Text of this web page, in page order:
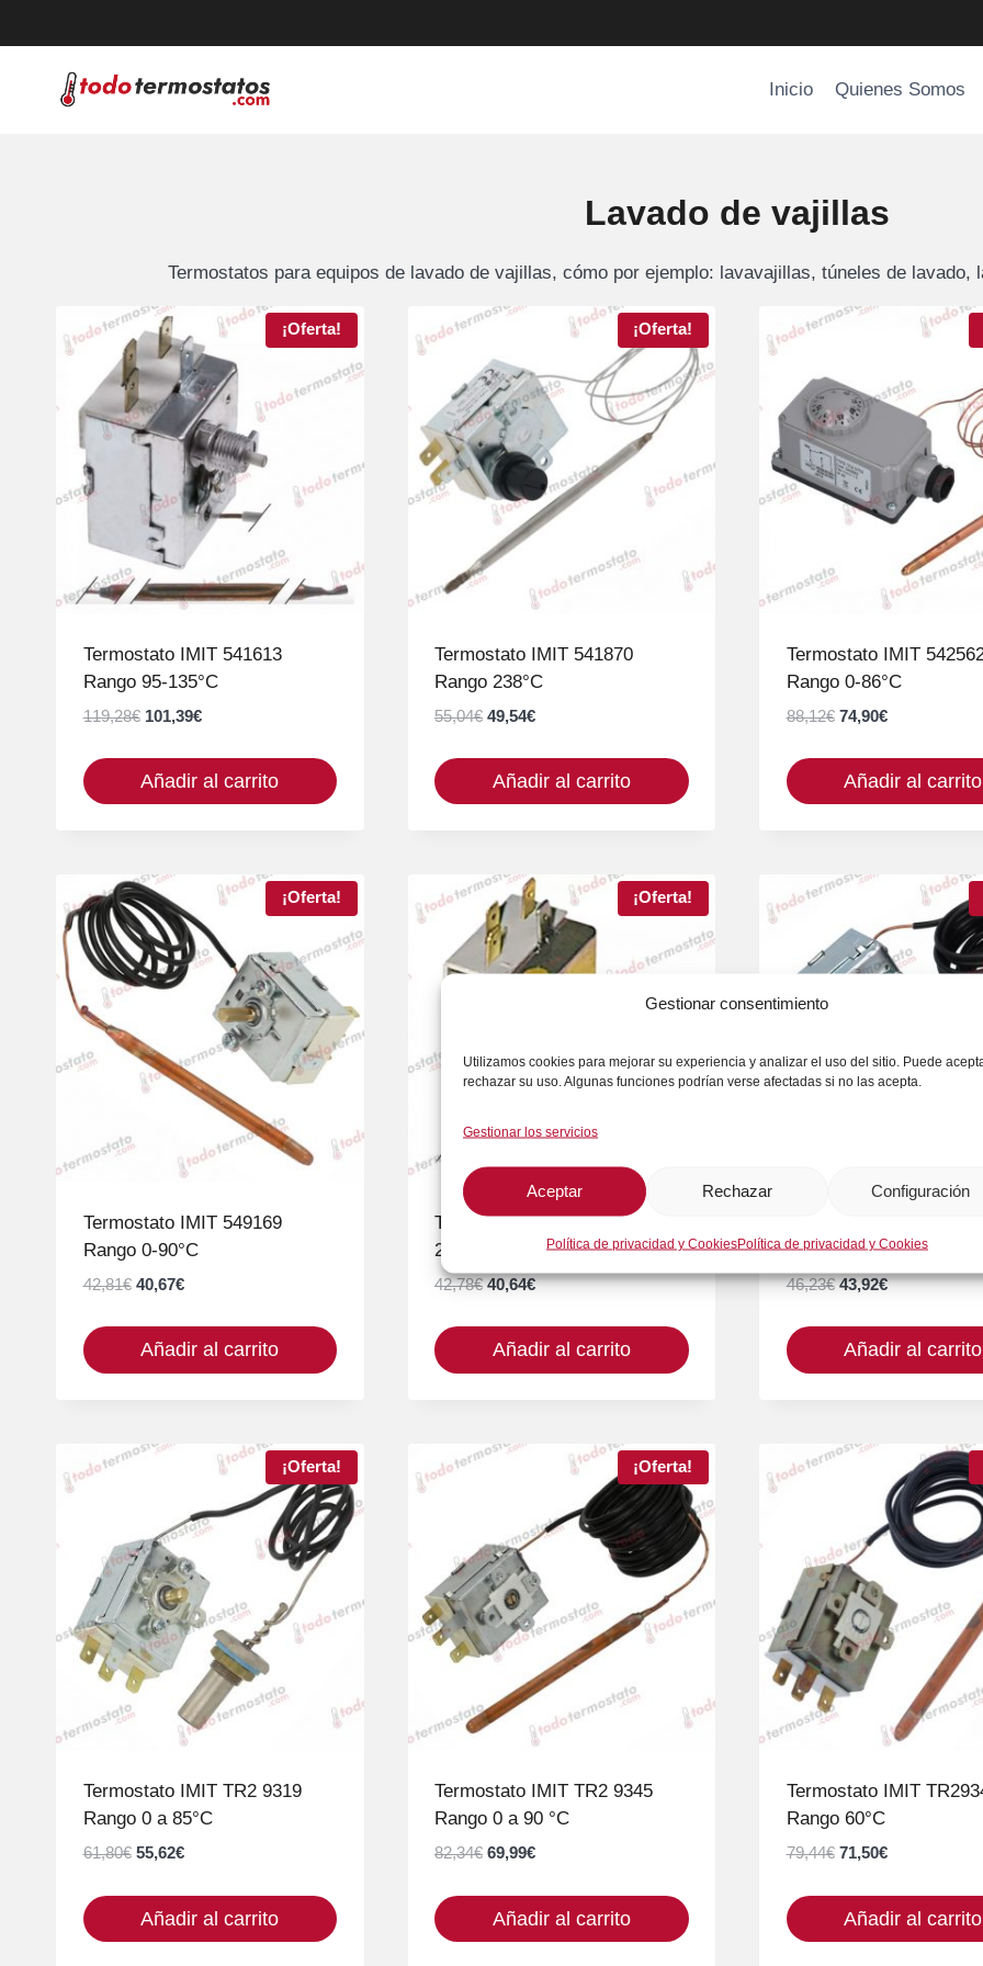
Gestionar consentimiento
Utilizamos cookies para mejorar su experiencia y analizar el uso del sitio. Puede
rechazar su uso. Algunas funciones podrían verse afectadas si no las acepta.
Gestionar los servicios
Aceptar Rechazar Configuración
Política de privacidad y CookiesPolítica de privacidad y Cookies
al
contenido
Inicio Quienes Somos
Lavado de vajillas
Termostatos para equipos de lavado de vajillas, cómo por ejemplo: lavavajillas, túneles de
¡Oferta!
Termostato IMIT 541613
Rango 95-135°C
119,28€ El
era:
101,39€El
es:
Añadir al carrito
¡Oferta!
Termostato IMIT 541870
Rango 238°C
55,04€ El
era:
49,54€El
es:
Añadir al carrito
Termostato IMIT
Rango 0-86°C
88,12€ El
era:
74,90€El
es:
Añadir al carrito
¡Oferta!
Termostato IMIT 549169
Rango 0-90°C
42,81€ El
era:
40,67€El
es:
Añadir al carrito
¡Oferta!
Termostato IMIT 69423 Rango
270°C
42,78€El
era:
40,64€El
es:
Añadir al carrito
Rango 90°C
46,23€El
era:
43,92€El
es:
Añadir al carrito
¡Oferta!
Termostato IMIT TR2 9319
Rango 0 a 85°C
61,80€ El
era:
55,62€El
es:
Añadir al carrito
¡Oferta!
Termostato IMIT TR2 9345
Rango 0 a 90 °C
82,34€ El
era:
69,99€El
es:
Añadir al carrito
Termostato IMIT
Rango 60°C
79,44€ El
era:
71,50€El
es:
Añadir al carrito